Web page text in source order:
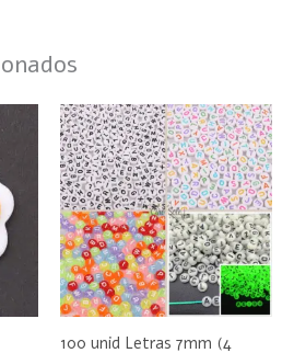
100 unid Letras 7mm (4
Este
producto
tiene
Las
opciones